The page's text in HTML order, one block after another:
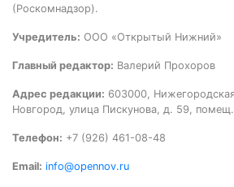
(Роскомнадзор).
Учредитель: ООО «Открытый Нижний»
Главный редактор: Валерий Прохоров
Адрес редакции: 603000,
Новгород, улица Пискунова, д. 59,
Телефон: +7 (926) 461-08-48
Email: info@opennov.ru